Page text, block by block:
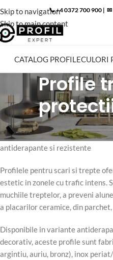
Skip to navigation
Skip to main content
📞 +4 0372 700 900 | ✉︎
CATALOG PROFILECULORI
Profile
Profile pentru scari si trepte
Profile pentru scari si trepte –
antiderapante si rezistente
Profilele pentru scari si trepte
estetic in zonele cu trafic intens.
muchiile treptelor, a preveni
a placarilor ceramice, din
Disponibile in variante
decorativ, aceste profile sunt
argintiu, auriu, bronz), inox